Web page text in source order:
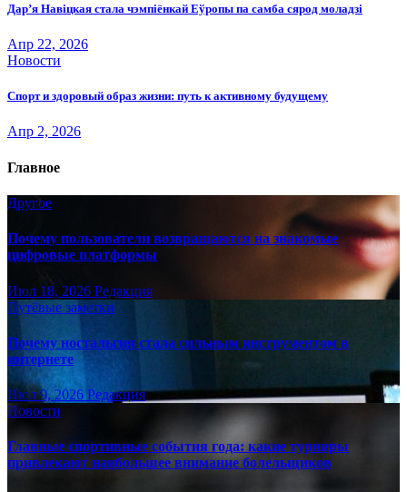
Дар’я Навіцкая стала чэмпіёнкай Еўропы па самба сярод моладзі
Апр 22, 2026
Новости
Спорт и здоровый образ жизни: путь к активному будущему
Апр 2, 2026
Главное
Другое
Почему пользователи возвращаются на знакомые
цифровые платформы
Июл 18, 2026 Редакция
Путёвые заметки
Почему ностальгия стала сильным инструментом в
интернете
Июл 9, 2026 Редакция
Новости
Главные спортивные события года: какие турниры
привлекают наибольшее внимание болельщиков